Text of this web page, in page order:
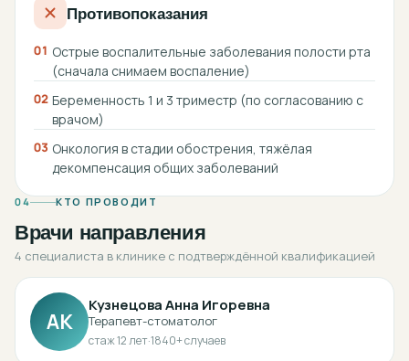
Противопоказания
01 Острые воспалительные заболевания полости рта
(сначала снимаем воспаление)
02 Беременность 1 и 3 триместр (по согласованию с
врачом)
03 Онкология в стадии обострения, тяжёлая
декомпенсация общих заболеваний
04 КТО ПРОВОДИТ
Врачи направления
4 специалиста в клинике с подтверждённой квалификацией
АК
Кузнецова Анна Игоревна
Терапевт-стоматолог
стаж12лет·1840+ случаев